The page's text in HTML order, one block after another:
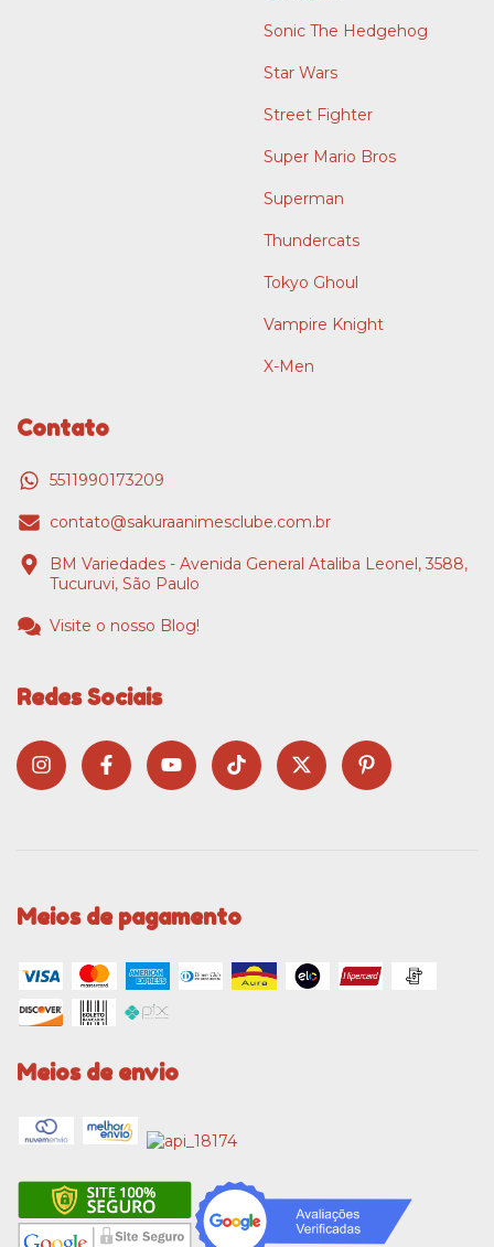
Sonic The Hedgehog
Star Wars
Street Fighter
Super Mario Bros
Superman
Thundercats
Tokyo Ghoul
Vampire Knight
X-Men
Contato
5511990173209
contato@sakuraanimesclube.com.br
BM Variedades - Avenida General Ataliba Leonel, 3588,
Tucuruvi, São Paulo
Visite o nosso Blog!
Redes Sociais
Meios de pagamento
Meios de envio